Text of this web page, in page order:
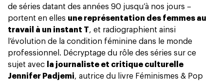
de séries datant des années 90 jusqu’à nos jours –
portent en elles une représentation des femmes au
travail à un instant T, et radiographient ainsi
l’évolution de la condition féminine dans le monde
professionnel. Décryptage du rôle des séries sur ce
sujet avec
la journaliste et critique culturelle
Jennifer Padjemi, autrice du livre Féminismes & Pop